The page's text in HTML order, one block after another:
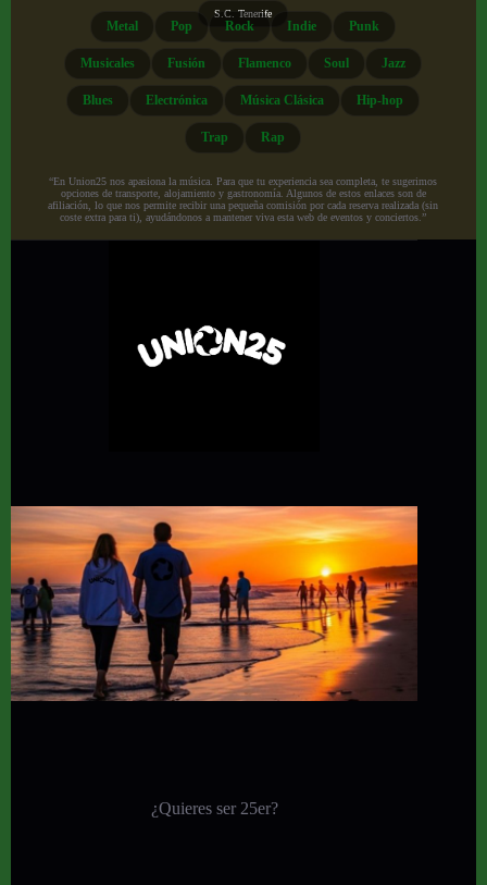
S.C. Tenerife
Metal Pop Rock Indie Punk
Musicales Fusión Flamenco Soul Jazz
Blues Electrónica Música Clásica Hip-hop
Trap Rap
“En Union25 nos apasiona la música. Para que tu experiencia sea completa, te sugerimos
opciones de transporte, alojamiento y gastronomía. Algunos de estos enlaces son de
afiliación, lo que nos permite recibir una pequeña comisión por cada reserva realizada (sin
coste extra para ti), ayudándonos a mantener viva esta web de eventos y conciertos.”
¿Quieres ser 25er?